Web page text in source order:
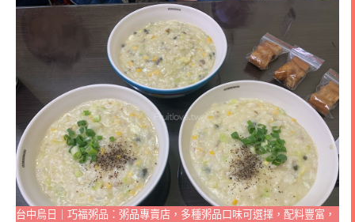
台中烏日｜巧福粥品：粥品專賣店，多種粥品口味可選擇，配料豐富，